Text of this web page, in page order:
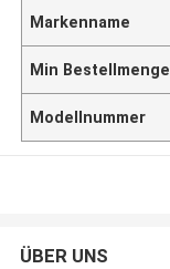
Markenname
Min Bestellmenge
Modellnummer
ÜBER UNS